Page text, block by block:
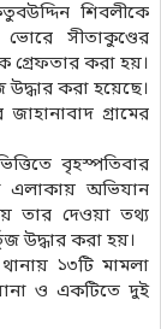
শিবলীকে
সীতাকুণ্ডের
গ্রেফতার করা হয়।
করা হয়েছে।
গ্রামের
বৃহস্পতিবার
এলাকায় অভিযান
তার দেওয়া তথ্য
উদ্ধার করা হয়।
১৩টি মামলা
ও একটিতে দুই